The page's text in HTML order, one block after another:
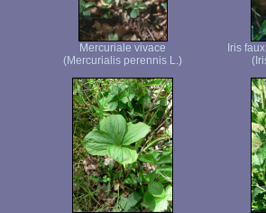
Mercuriale vivace
(Mercurialis perennis L.)
Iris